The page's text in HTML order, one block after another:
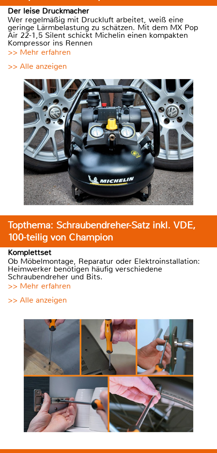
Der leise Druckmacher
Wer regelmäßig mit Druckluft arbeitet, weiß eine
geringe Lärmbelastung zu schätzen. Mit dem MX Pop
Air 22-1,5 Silent schickt Michelin einen kompakten
Kompressor ins Rennen
>> Mehr erfahren
>> Alle anzeigen
Topthema: Schraubendreher-Satz inkl. VDE,
100-teilig von Champion
Komplettset
Ob Möbelmontage, Reparatur oder Elektroinstallation:
Heimwerker benötigen häufig verschiedene
Schraubendreher und Bits.
>> Mehr erfahren
>> Alle anzeigen